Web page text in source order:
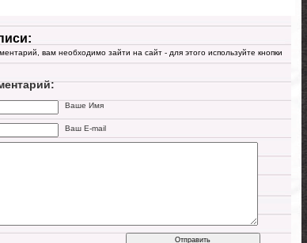
вам необходимо зайти на сайт - для этого используйте кнопки
Ваше Имя
Ваш E-mail